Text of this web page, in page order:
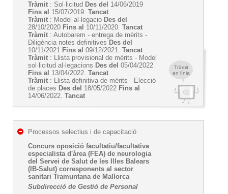
Tràmit
en línia
Tràmit : Sol·licitud Des del 14/06/2019
Fins al 15/07/2019. Tancat
Tràmit : Model al-legacio Des del
28/10/2020 Fins al 10/11/2020. Tancat
Tràmit : Autobarem - entrega de mèrits -
Diligència notes definitives Des del
10/11/2021 Fins al 09/12/2021. Tancat
Tràmit : Llista provisional de mèrits - Model
sol·licitud al·legacions Des del 05/04/2022
Fins al 13/04/2022. Tancat
Tràmit : Llista definitiva de mèrits - Elecció
de places Des del 18/05/2022 Fins al
14/06/2022. Tancat
Processos selectius i de capacitació
Concurs oposició facultatiu/facultativa
especialista d'àrea (FEA) de neurologia
del Servei de Salut de les Illes Balears
(IB-Salut) corresponents al sector
sanitari Tramuntana de Mallorca
Subdirecció de Gestió de Personal